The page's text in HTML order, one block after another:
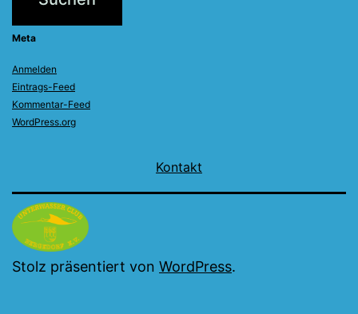
Meta
Anmelden
Eintrags-Feed
Kommentar-Feed
WordPress.org
Kontakt
Stolz präsentiert von WordPress.